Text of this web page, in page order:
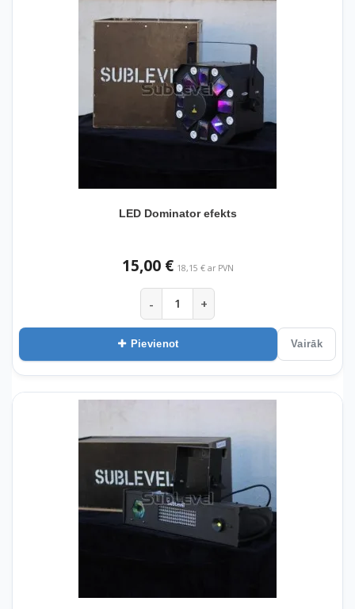
LED Dominator efekts
15,00 € 18,15 € ar PVN
- +
Pievienot Vairāk